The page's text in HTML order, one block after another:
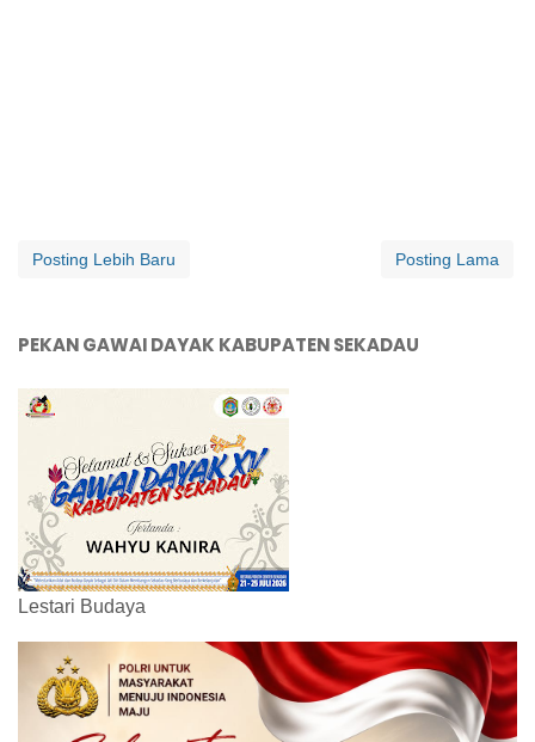
Posting Lebih Baru Posting Lama
PEKAN GAWAI DAYAK KABUPATEN SEKADAU
Lestari Budaya